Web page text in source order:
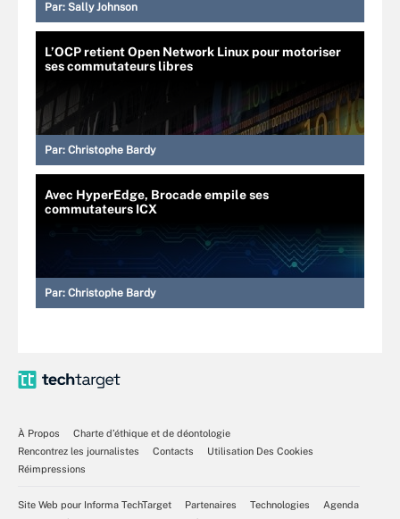
Par: Sally Johnson
L’OCP retient Open Network Linux pour motoriser
ses commutateurs libres
Par: Christophe Bardy
Avec HyperEdge, Brocade empile ses
commutateurs ICX
Par: Christophe Bardy
À Propos
Charte d’éthique et de déontologie
Rencontrez les journalistes
Contacts
Utilisation Des Cookies
Réimpressions
Site Web pour Informa TechTarget Partenaires Technologies
Agenda